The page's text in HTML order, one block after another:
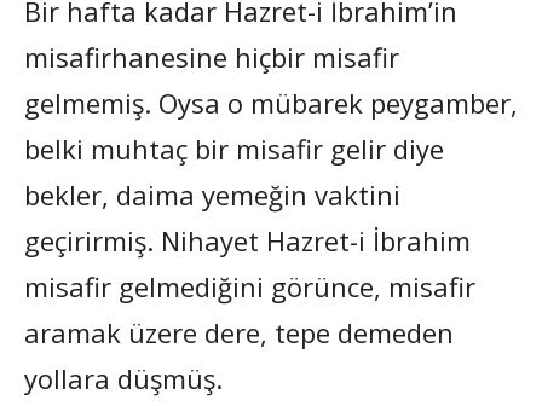
Bir hafta kadar Hazret-i İbrahim’in
misafirhanesine hiçbir misafir
gelmemiş. Oysa o mübarek peygamber,
belki muhtaç bir misafir gelir diye
bekler, daima yemeğin vaktini
geçirirmiş. Nihayet Hazret-i İbrahim
misafir gelmediğini görünce, misafir
aramak üzere dere, tepe demeden
yollara düşmüş.